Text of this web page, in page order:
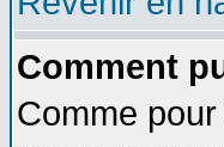
Comment
Comme